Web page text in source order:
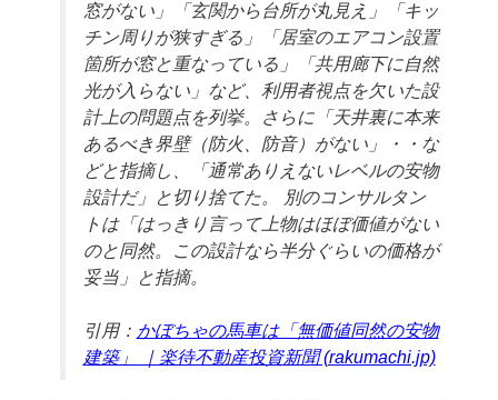
窓がない」「玄関から台所が丸見え」「キッ
チン周りが狭すぎる」「居室のエアコン設置
箇所が窓と重なっている」「共用廊下に自然
光が入らない」など、利用者視点を欠いた設
計上の問題点を列挙。さらに「天井裏に本来
あるべき界壁（防火、防音）がない」・・な
どと指摘し、「通常ありえないレベルの安物
設計だ」と切り捨てた。 別のコンサルタン
トは「はっきり言って上物はほぼ価値がない
のと同然。この設計なら半分ぐらいの価格が
妥当」と指摘。
引用： かぼちゃの馬車は「無価値同然の安物
建築」 ｜楽待不動産投資新聞 (rakumachi.jp)